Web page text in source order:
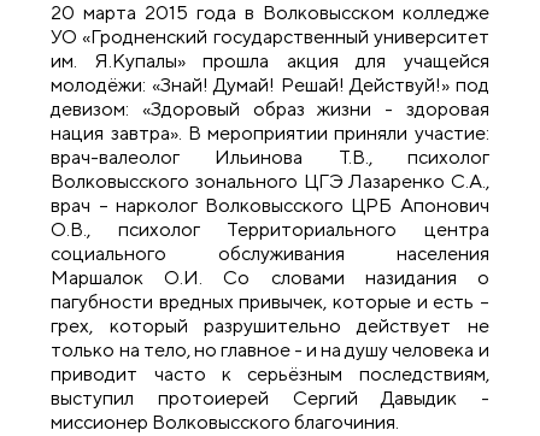
20 марта 2015 года в Волковысском колледже
УО «Гродненский государственный университет
им. Я.Купалы» прошла акция для учащейся
молодёжи: «Знай! Думай! Решай! Действуй!» под
девизом: «Здоровый образ жизни - здоровая
нация завтра». В мероприятии приняли участие:
врач-валеолог Ильинова Т.В., психолог
Волковысского зонального ЦГЭ Лазаренко С.А.,
врач – нарколог Волковысского ЦРБ Апонович
О.В., психолог Территориального центра
социального обслуживания населения
Маршалок О.И. Со словами назидания о
пагубности вредных привычек, которые и есть –
грех, который разрушительно действует не
только на тело, но главное - и на душу человека и
приводит часто к серьёзным последствиям,
выступил протоиерей Сергий Давыдик -
миссионер Волковысского благочиния.